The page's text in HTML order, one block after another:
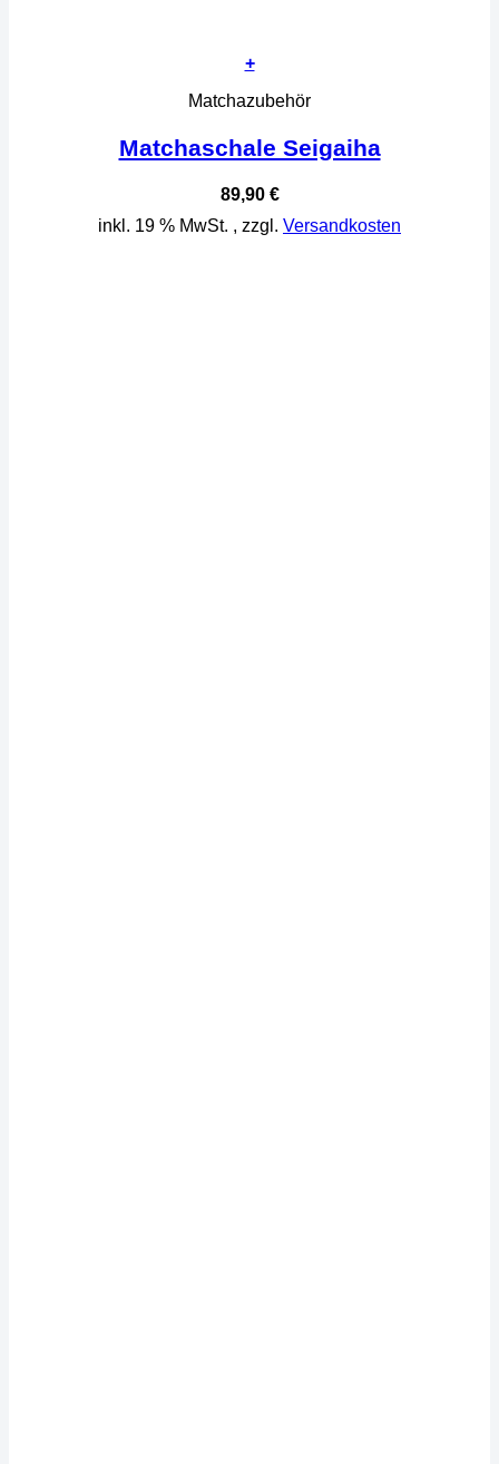
+
Matchazubehör
Matchaschale Seigaiha
89,90 €
inkl. 19 % MwSt. , zzgl. Versandkosten